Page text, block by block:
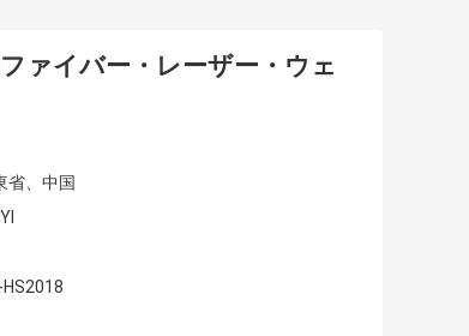
ァイバー・レーザー・ウェ
省、中国